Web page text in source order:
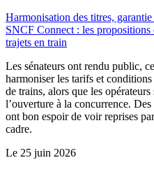
Harmonisation des titres,
SNCF Connect : les propositions
trajets en train
Les sénateurs ont rendu public,
harmoniser les tarifs et conditions
de trains, alors que les
l’ouverture à la concurrence.
ont bon espoir de voir reprises
cadre.
Le 25 juin 2026